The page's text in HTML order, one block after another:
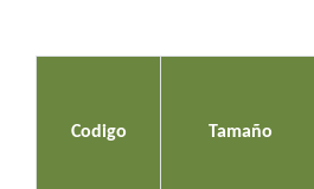
Codigo Tamaño